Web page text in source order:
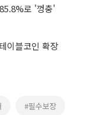
로 '껑충'
이블코인 확장
#필수보장